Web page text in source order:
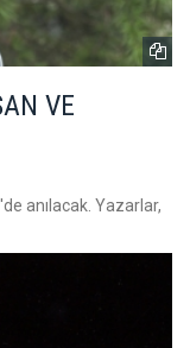
VE
anılacak. Yazarlar,